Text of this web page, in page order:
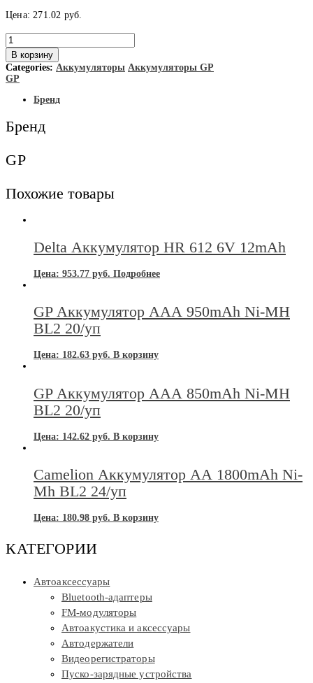
Цена: 271.02 руб.
Количество
товара
GP
Аккумулятор
АА
BL2
20/
В корзину
Categories: Аккумуляторы Аккумуляторы GP
GP
Бренд
Бренд
GP
Похожие товары
Delta Аккумулятор HR 612 6V 12mAh
Цена: 953.77 руб. Подробнее
GP Аккумулятор ААА 950mAh Ni-MH
BL2 20/уп
Цена: 182.63 руб. В корзину
GP Аккумулятор ААА 850mAh Ni-MH
BL2 20/уп
Цена: 142.62 руб. В корзину
Camelion Аккумулятор АА 1800mAh Ni-
Mh BL2 24/уп
Цена: 180.98 руб. В корзину
КАТЕГОРИИ
Автоаксессуары
Bluetooth-адаптеры
FM-модуляторы
Автоакустика и аксессуары
Автодержатели
Видеорегистраторы
Пуско-зарядные устройства